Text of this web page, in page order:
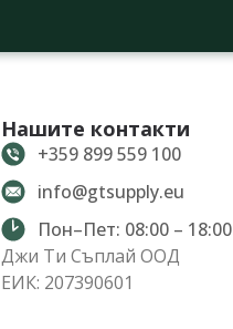
Нашите контакти
+359 899 559 100
info@gtsupply.eu
Пон–Пет: 08:00 – 18:00
Джи Ти Съплай ООД
ЕИК: 207390601